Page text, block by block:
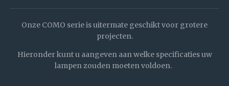
Onze COMO serie is uitermate geschikt voor grotere
projecten.
Hieronder kunt u aangeven aan welke specificaties uw
lampen zouden moeten voldoen.